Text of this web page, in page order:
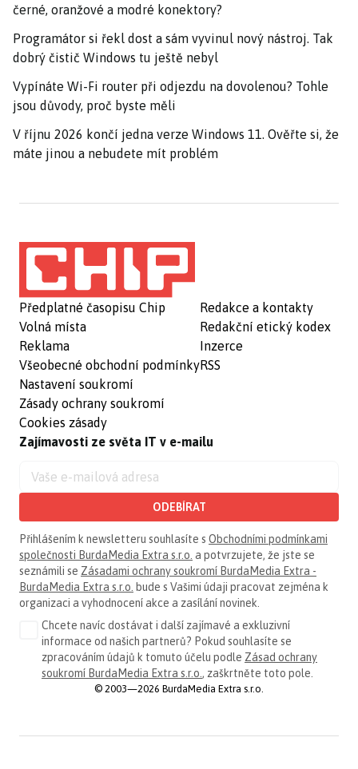
černé, oranžové a modré konektory?
Programátor si řekl dost a sám vyvinul nový nástroj. Tak
dobrý čistič Windows tu ještě nebyl
Vypínáte Wi-Fi router při odjezdu na dovolenou? Tohle
jsou důvody, proč byste měli
V říjnu 2026 končí jedna verze Windows 11. Ověřte si, že
máte jinou a nebudete mít problém
Předplatné časopisu Chip
Volná místa
Reklama
Všeobecné obchodní podmínky
Nastavení soukromí
Zásady ochrany soukromí
Cookies zásady
Redakce a kontakty
Redakční etický kodex
Inzerce
RSS
Zajímavosti ze světa IT v e-mailu
ODEBÍRAT
Přihlášením k newsletteru souhlasíte s Obchodními podmínkami
společnosti BurdaMedia Extra s.r.o. a potvrzujete, že jste se
seznámili se Zásadami ochrany soukromí BurdaMedia Extra -
BurdaMedia Extra s.r.o. bude s Vašimi údaji pracovat zejména k
organizaci a vyhodnocení akce a zasílání novinek.
Chcete navíc dostávat i další zajímavé a exkluzivní
informace od našich partnerů? Pokud souhlasíte se
zpracováním údajů k tomuto účelu podle Zásad ochrany
soukromí BurdaMedia Extra s.r.o. , zaškrtněte toto pole.
© 2003—2026 BurdaMedia Extra s.r.o.